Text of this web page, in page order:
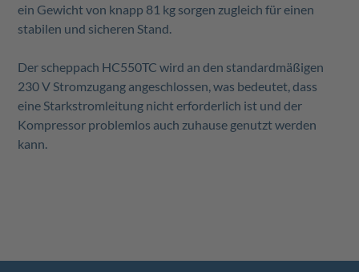
ein Gewicht von knapp 81 kg sorgen zugleich für einen
stabilen und sicheren Stand.
Der scheppach HC550TC wird an den standardmäßigen
230 V Stromzugang angeschlossen, was bedeutet, dass
eine Starkstromleitung nicht erforderlich ist und der
Kompressor problemlos auch zuhause genutzt werden
kann.